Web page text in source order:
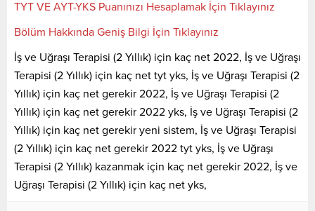
TYT VE AYT-YKS Puanınızı Hesaplamak İçin Tıklayınız
Bölüm Hakkında Geniş Bilgi İçin Tıklayınız
İş ve Uğraşı Terapisi (2 Yıllık) için kaç net 2022, İş ve Uğraşı
Terapisi (2 Yıllık) için kaç net tyt yks, İş ve Uğraşı Terapisi (2
Yıllık) için kaç net gerekir 2022, İş ve Uğraşı Terapisi (2
Yıllık) için kaç net gerekir 2022 yks, İş ve Uğraşı Terapisi (2
Yıllık) için kaç net gerekir yeni sistem, İş ve Uğraşı Terapisi
(2 Yıllık) için kaç net gerekir 2022 tyt yks, İş ve Uğraşı
Terapisi (2 Yıllık) kazanmak için kaç net gerekir 2022, İş ve
Uğraşı Terapisi (2 Yıllık) için kaç net yks,